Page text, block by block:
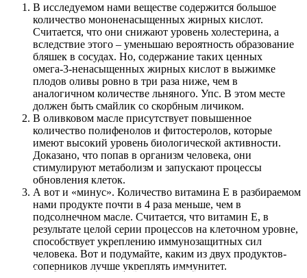
В исследуемом нами веществе содержится большое
количество мононенасыщенных жирных кислот.
Считается, что они снижают уровень холестерина, а
вследствие этого – уменьшаю вероятность образование
бляшек в сосудах. Но, содержание таких ценных
омега-3-ненасыщенных жирных кислот в выжимке
плодов оливы ровно в три раза ниже, чем в
аналогичном количестве льняного. Упс. В этом месте
должен быть смайлик со скорбным личиком.
В оливковом масле присутствует повышенное
количество полифенолов и фитостеролов, которые
имеют высокий уровень биологической активности.
Доказано, что попав в организм человека, они
стимулируют метаболизм и запускают процессы
обновления клеток.
А вот и «минус». Количество витамина E в разбираемом
нами продукте почти в 4 раза меньше, чем в
подсолнечном масле. Считается, что витамин E, в
результате целой серии процессов на клеточном уровне,
способствует укреплению иммунозащитных сил
человека. Вот и подумайте, каким из двух продуктов-
соперников лучше укреплять иммунитет.
Праздничный концерт в ресторане «Бакинский Бульвар» в
Дорогие гости, сеть ресторанов "Бакинский бульвар"
По-домашнему приготовленные блюда в ресторанах
Приглашаем на летнюю веранду Бакинского бульвара на